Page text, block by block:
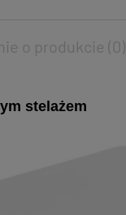
o produkcie (0)
stelażem